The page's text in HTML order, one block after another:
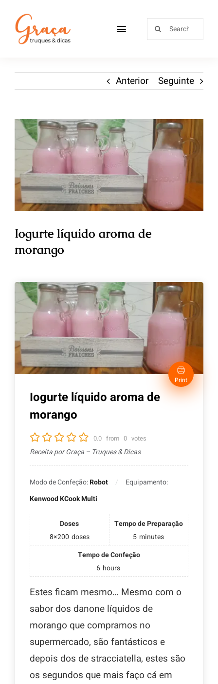
Receitas
Sobre
Loja
Blog
Contactos
Anterior Seguinte
Iogurte líquido aroma de
morango
Print
Iogurte líquido aroma de
morango
0.0 from 0 votes
Receita por Graça – Truques & Dicas
Modo de Confeção:Robot
Equipamento:
Kenwood KCook Multi
Doses
8×200 doses
Tempo de Preparação
5 minutes
Tempo de Confeção
6 hours
Estes ficam mesmo… Mesmo com o
sabor dos danone líquidos de
morango que compramos no
supermercado, são fantásticos e
depois dos de stracciatella, estes são
os segundos que mais faço cá em